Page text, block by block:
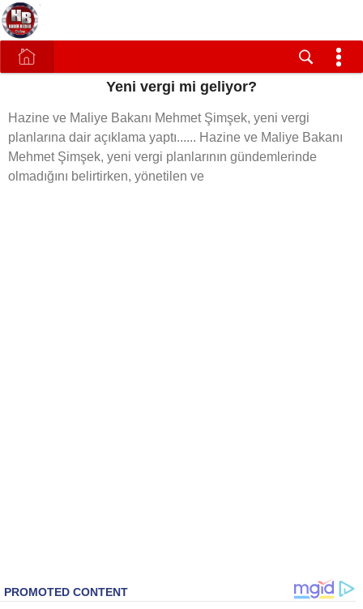
Yeni vergi mi geliyor?
Hazine ve Maliye Bakanı Mehmet Şimşek, yeni vergi
planlarına dair açıklama yaptı...... Hazine ve Maliye Bakanı
Mehmet Şimşek, yeni vergi planlarının gündemlerinde
olmadığını belirtirken, yönetilen ve